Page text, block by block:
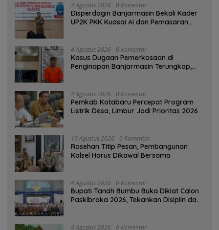
4 Agustus 2026 0 Komentar
Disperdagin Banjarmasin Bekali Kader
UP2K PKK Kuasai AI dan Pemasaran
4 Agustus 2026 0 Komentar
Kasus Dugaan Pemerkosaan di
Penginapan Banjarmasin Terungkap,
4 Agustus 2026 0 Komentar
Pemkab Kotabaru Percepat Program
Listrik Desa, Limbur Jadi Prioritas 2026
10 Agustus 2026 0 Komentar
Rosehan Titip Pesan, Pembangunan
Kalsel Harus Dikawal Bersama
4 Agustus 2026 0 Komentar
Bupati Tanah Bumbu Buka Diklat Calon
Paskibraka 2026, Tekankan Disiplin dan
4 Agustus 2026 0 Komentar